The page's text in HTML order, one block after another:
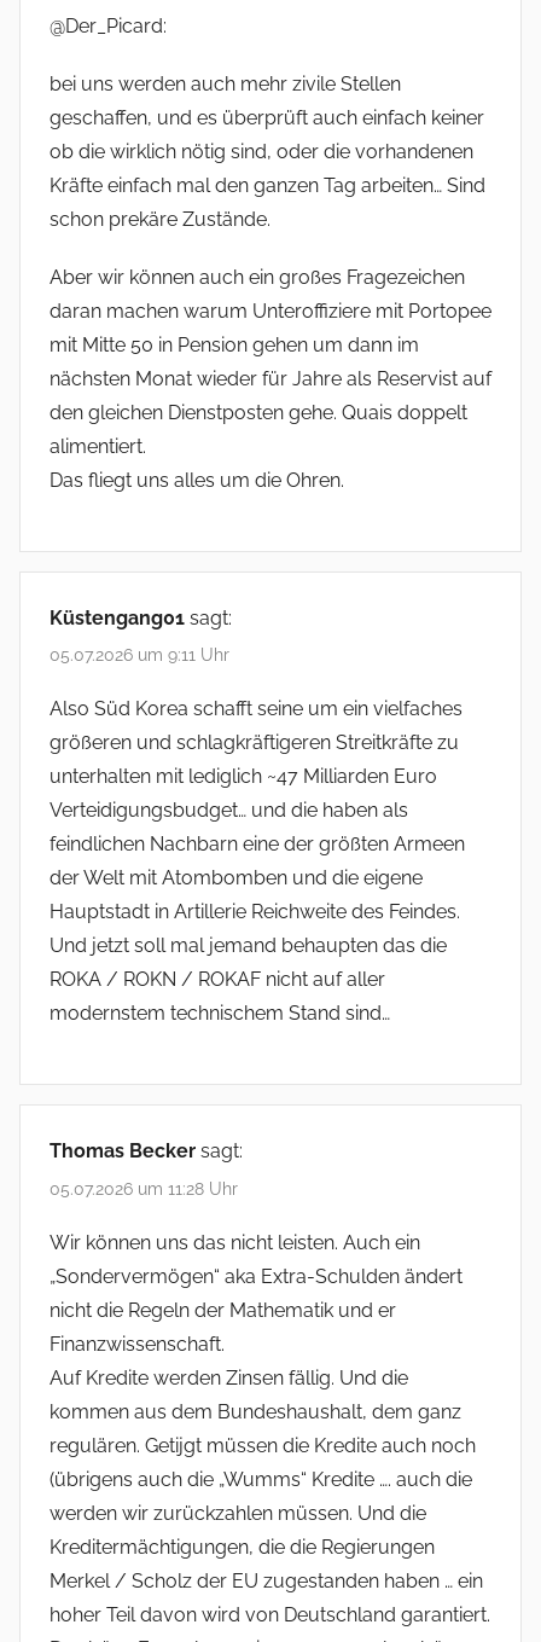
@Der_Picard:
bei uns werden auch mehr zivile Stellen
geschaffen, und es überprüft auch einfach keiner
ob die wirklich nötig sind, oder die vorhandenen
Kräfte einfach mal den ganzen Tag arbeiten… Sind
schon prekäre Zustände.
Aber wir können auch ein großes Fragezeichen
daran machen warum Unteroffiziere mit Portopee
mit Mitte 50 in Pension gehen um dann im
nächsten Monat wieder für Jahre als Reservist auf
den gleichen Dienstposten gehe. Quais doppelt
alimentiert.
Das fliegt uns alles um die Ohren.
Küstengang01 sagt:
05.07.2026 um 9:11 Uhr
Also Süd Korea schafft seine um ein vielfaches
größeren und schlagkräftigeren Streitkräfte zu
unterhalten mit lediglich ~47 Milliarden Euro
Verteidigungsbudget… und die haben als
feindlichen Nachbarn eine der größten Armeen
der Welt mit Atombomben und die eigene
Hauptstadt in Artillerie Reichweite des Feindes.
Und jetzt soll mal jemand behaupten das die
ROKA / ROKN / ROKAF nicht auf aller
modernstem technischem Stand sind…
Thomas Becker sagt:
05.07.2026 um 11:28 Uhr
Wir können uns das nicht leisten. Auch ein
„Sondervermögen“ aka Extra-Schulden ändert
nicht die Regeln der Mathematik und er
Finanzwissenschaft.
Auf Kredite werden Zinsen fällig. Und die
kommen aus dem Bundeshaushalt, dem ganz
regulären. Getijgt müssen die Kredite auch noch
(übrigens auch die „Wumms“ Kredite …. auch die
werden wir zurückzahlen müssen. Und die
Kreditermächtigungen, die die Regierungen
Merkel / Scholz der EU zugestanden haben … ein
hoher Teil davon wird von Deutschland garantiert.